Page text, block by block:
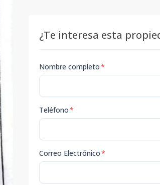
¿Te interesa esta
Nombre completo*
Teléfono*
Correo Electrónico*